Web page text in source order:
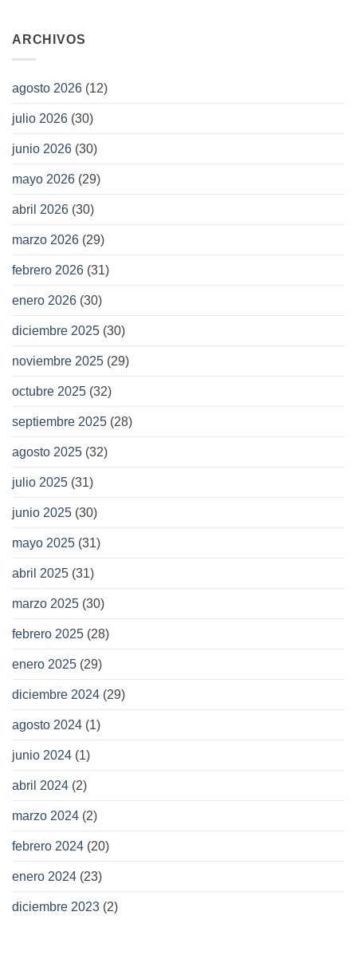
ARCHIVOS
agosto 2026 (12)
julio 2026 (30)
junio 2026 (30)
mayo 2026 (29)
abril 2026 (30)
marzo 2026 (29)
febrero 2026 (31)
enero 2026 (30)
diciembre 2025 (30)
noviembre 2025 (29)
octubre 2025 (32)
septiembre 2025 (28)
agosto 2025 (32)
julio 2025 (31)
junio 2025 (30)
mayo 2025 (31)
abril 2025 (31)
marzo 2025 (30)
febrero 2025 (28)
enero 2025 (29)
diciembre 2024 (29)
agosto 2024 (1)
junio 2024 (1)
abril 2024 (2)
marzo 2024 (2)
febrero 2024 (20)
enero 2024 (23)
diciembre 2023 (2)